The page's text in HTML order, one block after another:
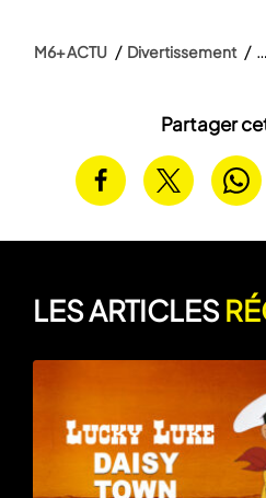
Partager
M6+ ACTU Divertissement
LES ARTICLES